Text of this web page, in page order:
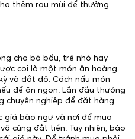
thêm rau mùi để thưởng
cho bà bầu, trẻ nhỏ hay
coi là một món ăn hoàng
và đắt đỏ. Cách nấu món
để ăn ngon. Lần đầu thưởng
chuyên nghiệp để đặt hàng.
giá bào ngư và nơi để mua
cùng đắt tiền. Tuy nhiên, bào